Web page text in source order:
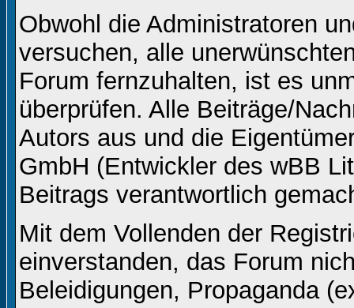
Obwohl die Administratoren
versuchen, alle
Forum fernzuhalten, ist es
überprüfen. Alle Beiträge/
Autors aus und die
GmbH (Entwickler des wBB
Beitrags verantwortlich
Mit dem Vollenden der
einverstanden, das Forum
Beleidigungen, Propaganda